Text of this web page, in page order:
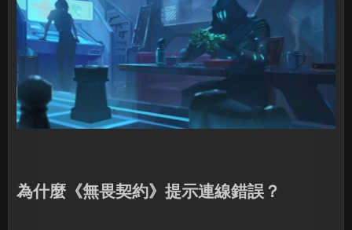
為什麼《無畏契約》提示連線錯誤？